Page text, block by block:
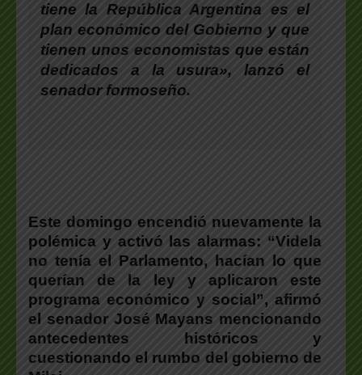
tiene la República Argentina es el
plan económico del Gobierno y que
tienen unos economistas que están
dedicados a la usura», lanzó el
senador formoseño.
Este domingo encendió nuevamente la
polémica y activó las alarmas: “Videla
no tenía el Parlamento, hacían lo que
querían de la ley y aplicaron este
programa económico y social”, afirmó
el senador José Mayans mencionando
antecedentes históricos y
cuestionando el rumbo del gobierno de